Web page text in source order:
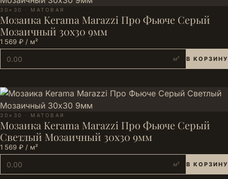
30×30 · МАТОВАЯ
Мозаика Kerama Marazzi Про Фьюче Серый
Мозаичный 30x30 9мм
1 569 ₽ / м²
м² В КОРЗИНУ
30×30 · МАТОВАЯ
Мозаика Kerama Marazzi Про Фьюче Серый
Светлый Мозаичный 30x30 9мм
1 569 ₽ / м²
м² В КОРЗИНУ